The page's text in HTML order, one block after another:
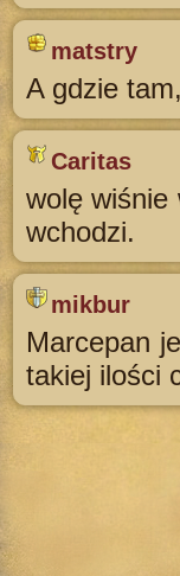
matstry
A gdzie
Caritas
wolę wiśnie
wchodzi.
mikbur
Marcepan
takiej ilości